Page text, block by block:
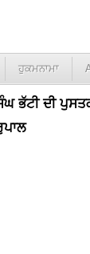
ਹੁਕਮਨਾਮਾ
ਭੱਟੀ ਦੀ